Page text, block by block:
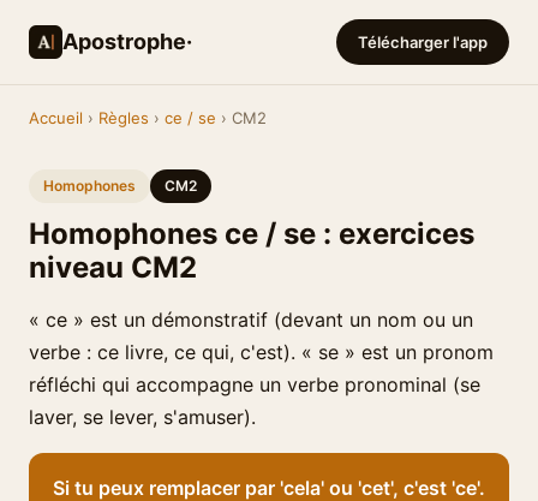
Apostrophe· Télécharger l'app
Accueil › Règles › ce / se › CM2
Homophones CM2
Homophones ce / se : exercices
niveau CM2
« ce » est un démonstratif (devant un nom ou un
verbe : ce livre, ce qui, c'est). « se » est un pronom
réfléchi qui accompagne un verbe pronominal (se
laver, se lever, s'amuser).
Si tu peux remplacer par 'cela' ou 'cet', c'est 'ce'.